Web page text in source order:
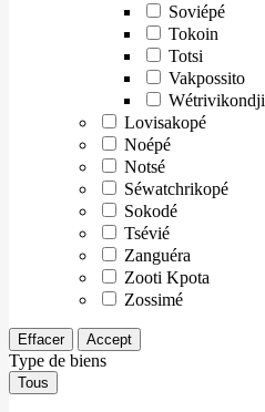
Soviépé
Tokoin
Totsi
Vakpossito
Wétrivikondji
Lovisakopé
Noépé
Notsé
Séwatchrikopé
Sokodé
Tsévié
Zanguéra
Zooti Kpota
Zossimé
Effacer Accept
Type de biens
Tous